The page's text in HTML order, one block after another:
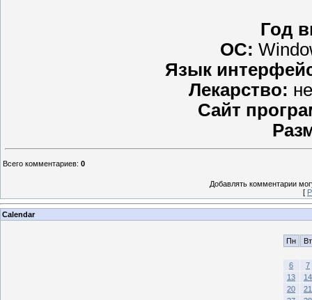
Год
ОС:
Язык
Лекарство:
Сайт
Всего комментариев: 0
Добавлять комментарии
[
Calendar
Пн Вт
6
7
13
14
20
21